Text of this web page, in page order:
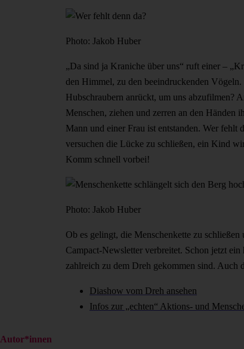
Photo: Jakob Huber
„Da sind ja Kraniche über uns“ ruft einer –
den Himmel, zu den beeindruckenden
Hubschraubern anrückt, um uns abzufilmen?
Menschen, ziehen und zerren an den Händen
Mann und einer Frau ist entstanden. Wer fehlt
versuchen die Lücke zu schließen, ein Kind
Komm schnell vorbei!
Photo: Jakob Huber
Ob es gelingt, die Menschenkette zu
Campact-Newsletter verbreitet. Schon jetzt
zahlreich zu dem Dreh gekommen sind. Auch
Diashow vom Dreh ansehen
Infos zur „echten“ Aktions- und
Autor*innen